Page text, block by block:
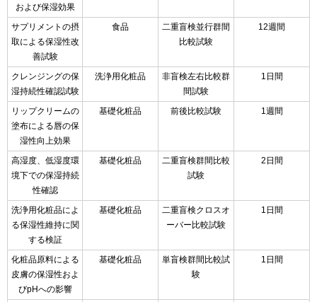
および保湿効果
サプリメントの摂
取による保湿性改
善試験
食品
二重盲検並行群間
比較試験
12週間
クレンジングの保
湿持続性確認試験
洗浄用化粧品
非盲検左右比較群
間試験
1日間
リップクリームの
塗布による唇の保
湿性向上効果
基礎化粧品 前後比較試験 1週間
高湿度、低湿度環
境下での保湿持続
性確認
基礎化粧品
二重盲検群間比較
試験
2日間
洗浄用化粧品によ
る保湿性維持に関
する検証
基礎化粧品
二重盲検クロスオ
ーバー比較試験
1日間
化粧品原料による
皮膚の保湿性およ
びpHへの影響
基礎化粧品
単盲検群間比較試
験
1日間